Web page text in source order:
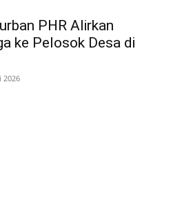
PHR Alirkan
ke Pelosok Desa di
2026